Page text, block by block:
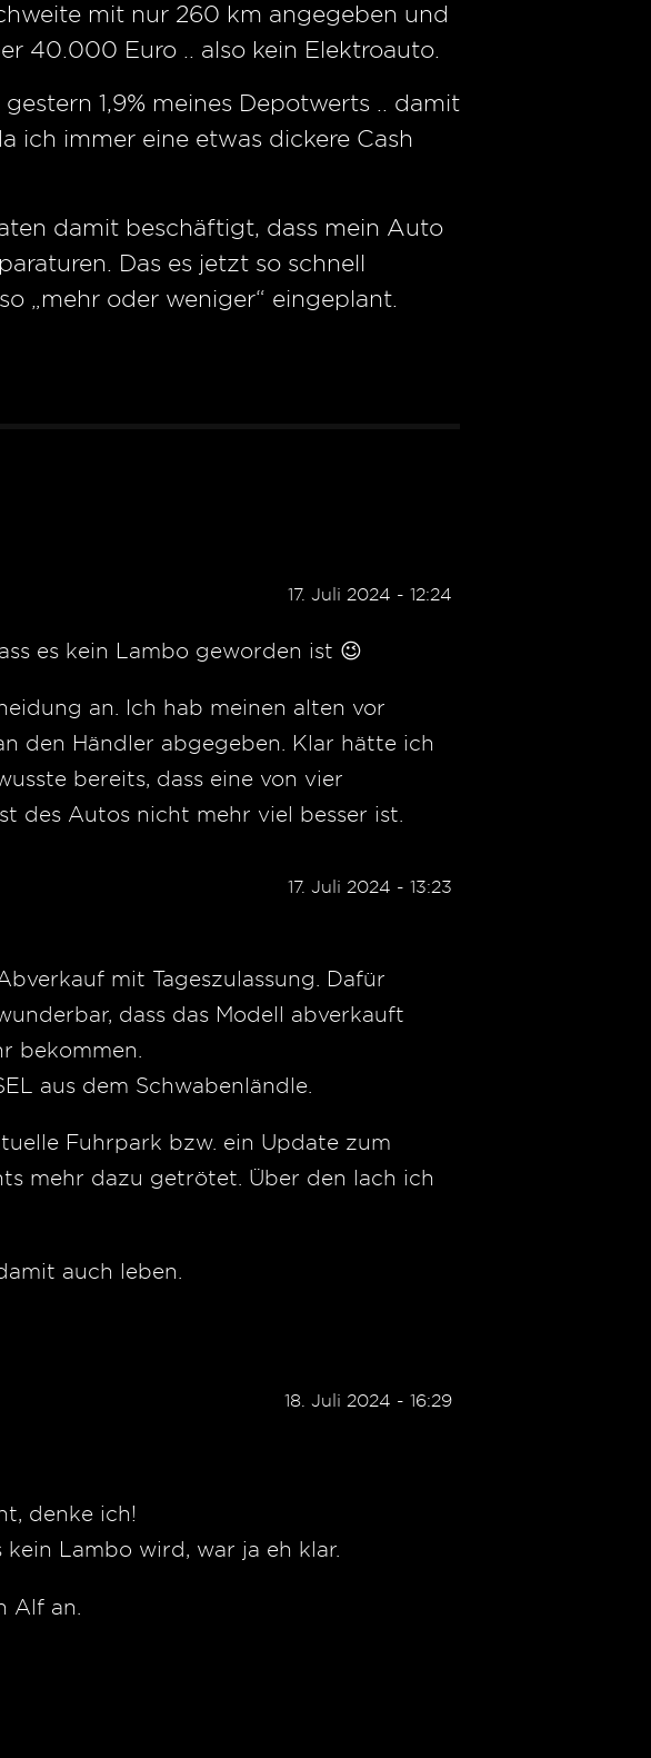
mit nur 260 km angegeben und
40.000 Euro .. also kein Elektroauto.
1,9% meines Depotwerts .. damit
ich immer eine etwas dickere Cash
damit beschäftigt, dass mein Auto
Das es jetzt so schnell
„mehr oder weniger“ eingeplant.
17. Juli 2024 - 12:24
es kein Lambo geworden ist 😉
an. Ich hab meinen alten vor
den Händler abgegeben. Klar hätte ich
bereits, dass eine von vier
des Autos nicht mehr viel besser ist.
17. Juli 2024 - 13:23
mit Tageszulassung. Dafür
dass das Modell abverkauft
bekommen.
aus dem Schwabenländle.
Fuhrpark bzw. ein Update zum
mehr dazu getrötet. Über den lach ich
auch leben.
18. Juli 2024 - 16:29
denke ich!
Lambo wird, war ja eh klar.
Alf an.